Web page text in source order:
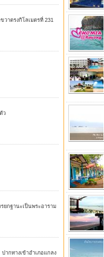
วาตรงกิโลเมตรที่ 231
ว
ยกฐานะเป็นพระอาราม
กทางเข้าอำเภอแกลง